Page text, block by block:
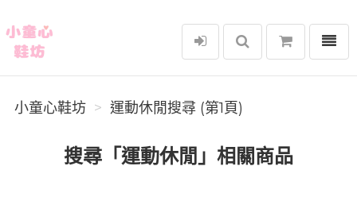
小童心鞋坊
選單
小童心鞋坊 運動休閒搜尋 (第1頁)
搜尋「運動休閒」相關商品